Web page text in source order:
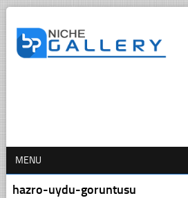
MENU
hazro-uydu-goruntusu